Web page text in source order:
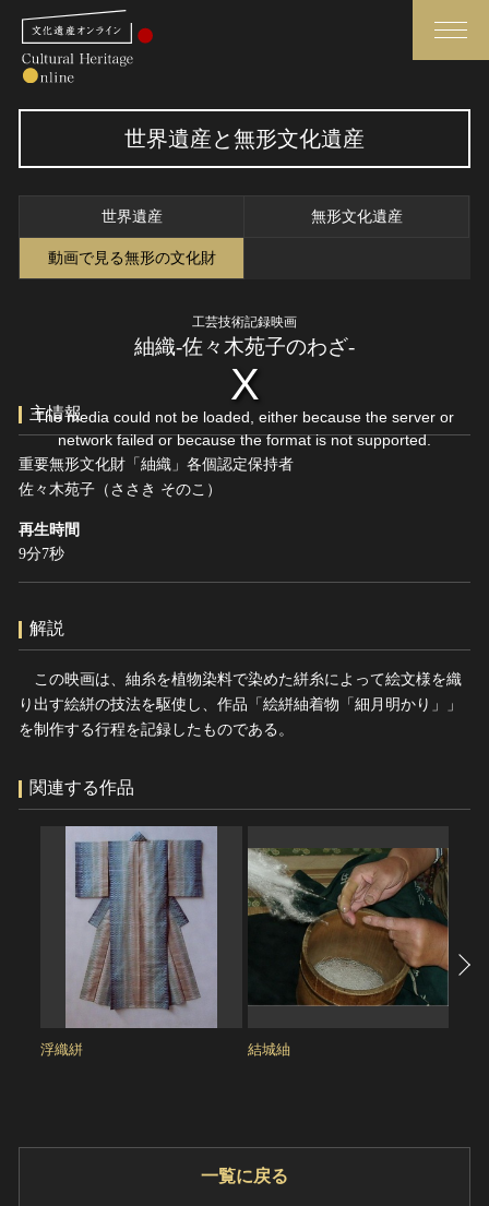
世界遺産と無形文化遺産
全国の美術館・博物館
世界遺産
媒体資料・関連記事等
博物館、美術館の皆さまへ
文化庁よりご挨拶
今月のみどころ
お知らせ一覧
文化遺産データベース
世界遺産と無形文化遺産
世界遺産 無形文化遺産
動画で見る無形の文化財
工芸技術記録映画
紬織-佐々木苑子のわざ-
The media could not be loaded, either because the server or
network failed or because the format is not supported.
主情報
重要無形文化財「紬織」各個認定保持者
佐々木苑子（ささき そのこ）
再生時間
9分7秒
解説
この映画は、紬糸を植物染料で染めた絣糸によって絵文様を織
り出す絵絣の技法を駆使し、作品「絵絣紬着物「細月明かり」」
を制作する行程を記録したものである。
関連する作品
浮織絣 結城紬
一覧に戻る